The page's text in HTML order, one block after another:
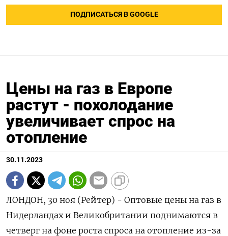
ПОДПИСАТЬСЯ В GOOGLE
Цены на газ в Европе
растут - похолодание
увеличивает спрос на
отопление
30.11.2023
ЛОНДОН, 30 ноя (Рейтер) - Оптовые цены на газ в
Нидерландах и Великобритании поднимаются в
четверг на фоне роста спроса на отопление из-за